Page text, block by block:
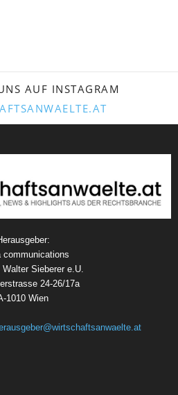
AUF INSTAGRAM
communications
Sieberer e.U.
24-26/17a
1010 Wien